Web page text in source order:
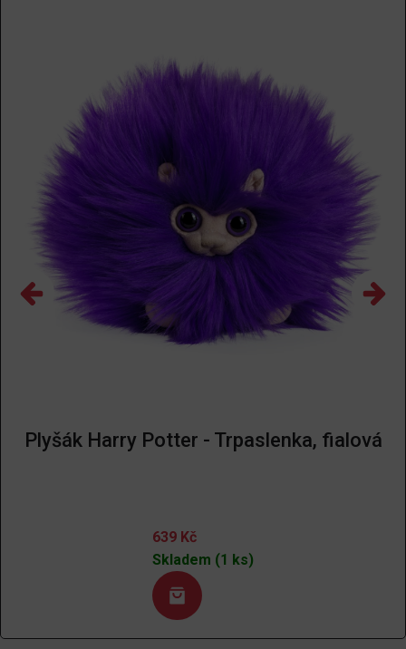
Plyšák Harry Potter - Trpaslenka, fialová
639 Kč
Skladem (1 ks)